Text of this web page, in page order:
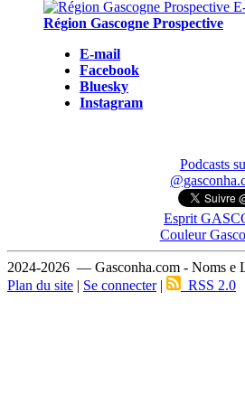
Région Gascogne Prospective
E-mail
Facebook
Bluesky
Instagram
Podcasts
Esprit
Couleur
2024-2026 — Gasconha.com - Noms e
Plan du site | Se connecter| RSS 2.0